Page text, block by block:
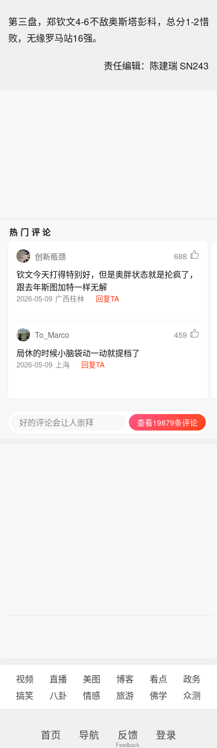
第三盘，郑钦文4-6不敌奥斯塔彭科，总分1-2惜
败，无缘罗马站16强。
责任编辑：陈建瑞 SN243
热门评论
创新瓶颈 688
钦文今天打得特别好，但是奥胖状态就是抡疯了，
跟去年斯图加特一样无解
2026-05-09 广西桂林 回复TA
To_Marco 459
局休的时候小脑袋动一动就提档了
2026-05-09 上海 回复TA
好的评论会让人崇拜 查看19879条评论
视频 直播 美图 博客 看点
政务
搞笑
八卦 情感 旅游 佛学 众测
首页 导航 反馈 登录